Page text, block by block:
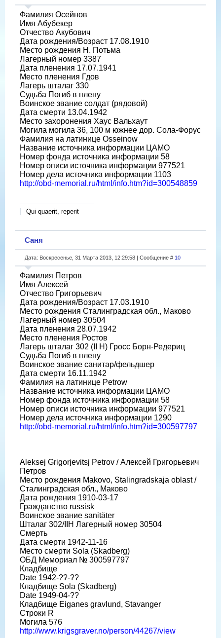
Фамилия Осейнов
Имя Абубекер
Отчество Акубович
Дата рождения/Возраст 17.08.1910
Место рождения Н. Потьма
Лагерный номер 3387
Дата пленения 17.07.1941
Место пленения Гдов
Лагерь шталаг 330
Судьба Погиб в плену
Воинское звание солдат (рядовой)
Дата смерти 13.04.1942
Место захоронения Хаус Вальхаут
Могила могила 36, 100 м южнее дор. Сола-Форус
Фамилия на латинице Osseinow
Название источника информации ЦАМО
Номер фонда источника информации 58
Номер описи источника информации 977521
Номер дела источника информации 1103
http://obd-memorial.ru/html/info.htm?id=300548859
Qui quaerit, reperit
Саня
Дата: Воскресенье, 31 Марта 2013, 12:29:58 | Сообщение # 10
Фамилия Петров
Имя Алексей
Отчество Григорьевич
Дата рождения/Возраст 17.03.1910
Место рождения Сталинградская обл., Маково
Лагерный номер 30504
Дата пленения 28.07.1942
Место пленения Ростов
Лагерь шталаг 302 (II H) Гросс Борн-Редериц
Судьба Погиб в плену
Воинское звание санитар/фельдшер
Дата смерти 16.11.1942
Фамилия на латинице Petrow
Название источника информации ЦАМО
Номер фонда источника информации 58
Номер описи источника информации 977521
Номер дела источника информации 1290
http://obd-memorial.ru/html/info.htm?id=300597797
Aleksej Grigorjevitsj Petrov / Алексей Григорьевич
Петров
Место рождения Makovo, Stalingradskaja oblast /
Сталинградская обл., Маково
Дата рождения 1910-03-17
Гражданство russisk
Воинское звание sanitäter
Шталаг 302/IIH Лагерный номер 30504
Смерть
Дата смерти 1942-11-16
Место смерти Sola (Skadberg)
ОБД Мемориал № 300597797
Кладбище
Date 1942-??-??
Кладбище Sola (Skadberg)
Date 1949-04-??
Кладбище Eiganes gravlund, Stavanger
Строки R
Могила 576
http://www.krigsgraver.no/person/44267/view